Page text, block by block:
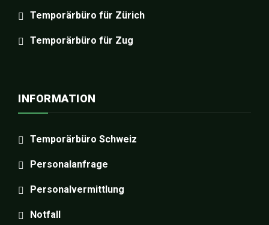
Temporärbüro für Zürich
Temporärbüro für Zug
INFORMATION
Temporärbüro Schweiz
Personalanfrage
Personalvermittlung
Notfall